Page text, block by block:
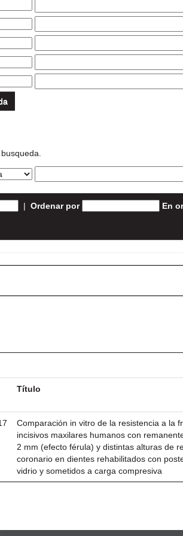
| Ordenar por En
Título
Comparación in vitro de la resistencia a la
incisivos maxilares humanos con
2 mm (efecto férula) y distintas alturas de
coronario en dientes rehabilitados con
vidrio y sometidos a carga compresiva